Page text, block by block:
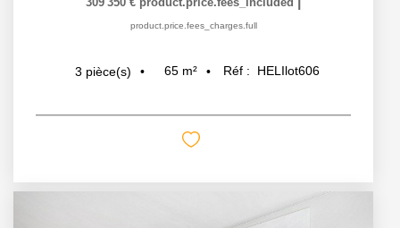
product.price.fees_charges.full
3 pièce(s) 65 m² Réf : HELIlot606